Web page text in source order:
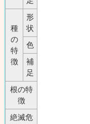
種
の
特
徴
形
状
色
補
足
根の特
徴
絶滅危